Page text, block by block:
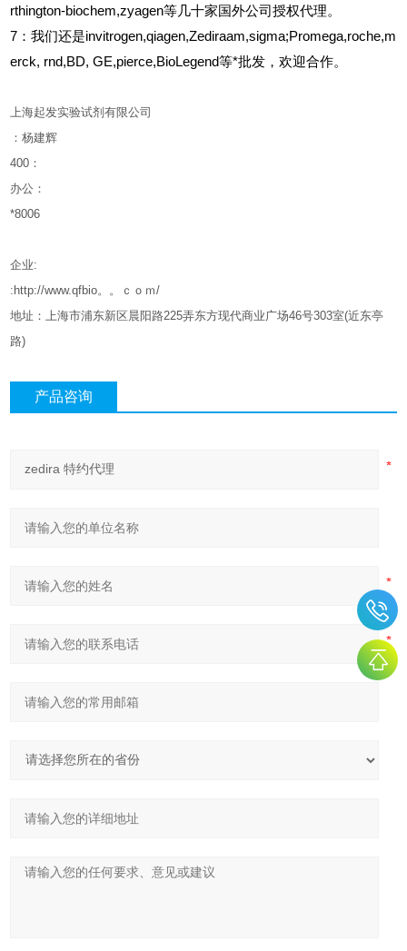
rthington-biochem,zyagen等几十家国外公司授权代理。
7：我们还是invitrogen,qiagen,Zediraam,sigma;Promega,roche,m
erck, rnd,BD, GE,pierce,BioLegend等*批发，欢迎合作。
上海起发实验试剂有限公司
：杨建辉
400 ：
办公：
*8006
企业:
:http://www.qfbio。。ｃｏｍ/
地址：上海市浦东新区晨阳路225弄东方现代商业广场46号303室(近东亭
路)
产品咨询